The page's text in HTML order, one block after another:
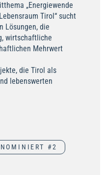
„Energiewende
Tirol“ sucht
Lösungen, die
wirtschaftliche
Mehrwert
die Tirol als
lebenswerten
NOMINIERT #2